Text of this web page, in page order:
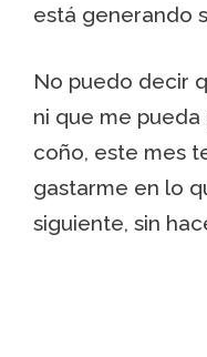
está generando
No puedo decir
ni que me pueda
coño, este mes
gastarme en lo
siguiente, sin